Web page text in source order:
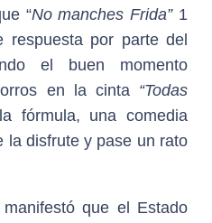
“No manches Frida”1
respuesta por parte del
el buen momento
en la cinta “Todas
fórmula, una comedia
la disfrute y pase un rato
que el Estado